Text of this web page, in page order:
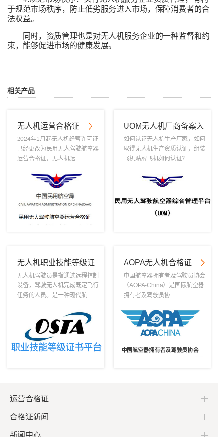
于规范市场秩序，防止低劣服务进入市场，保障消费者的合
法权益。
同时，资质管理也是对无人机服务企业的一种监督和约
束，能够促进市场的健康发展。
相关产品
无人机运营合格证
2024年1月起无人机经营许可证
已经更改为民用无人驾驶航空器
运营合格证，无人机运...
UOM无人机厂商备案入
库
如何认证无人机生产厂家，如何
取得无人机生产资质认证，组装
飞机贴牌飞机如何认证？...
无人机职业技能等级证
书
无人机驾驶员是指通过远程控制
设备，驾驶无人机完成既定飞行
任务的人员。是一种现代航...
AOPA无人机合格证
中国航空器拥有者及驾驶员协会
（AOPA-China）是国际航空器
拥有者及驾驶员协...
运营合格证
合格证新闻
新闻中心